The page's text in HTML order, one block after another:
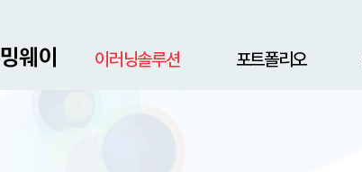
이러닝솔루션
이러닝 통합 솔루션
노동부 환급과정 LMS
집체 / 의무교육 LMS
포트폴리오